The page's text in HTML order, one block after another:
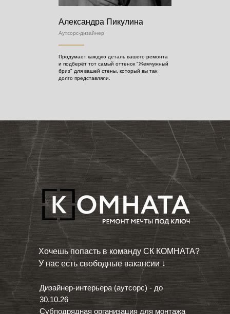
Александра Пикулина
Аутсорс-дизайнер
Продумает каждую деталь вашего ремонта
и подберёт тот самый оттенок "Жемчужный
бриз" для вашей стены, который вы так
долго представляли.
Дизайнер-интерьера (аутсорс) - до
30.10.26
Субподрядная организация для монтажа
Хочешь попасть в команду СК КОМНАТА?
У нас есть свободные вакансии ↓